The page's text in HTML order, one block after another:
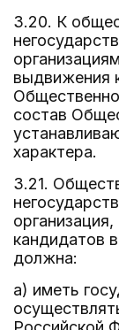
3.20. К
выдвижения
состав
характера.
3.21.
кандидатов
должна:
а) иметь